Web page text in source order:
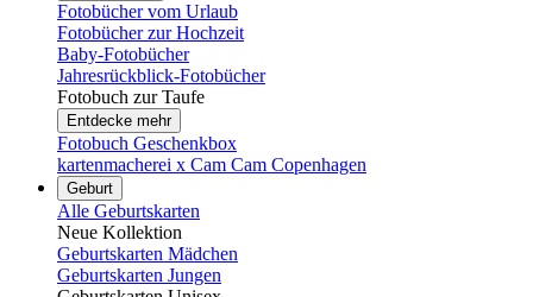
Fotobücher vom Urlaub
Fotobücher zur Hochzeit
Baby-Fotobücher
Jahresrückblick-Fotobücher
Fotobuch zur Taufe
Entdecke mehr
Fotobuch Geschenkbox
kartenmacherei x Cam Cam Copenhagen
Geburt
Alle Geburtskarten
Neue Kollektion
Geburtskarten Mädchen
Geburtskarten Jungen